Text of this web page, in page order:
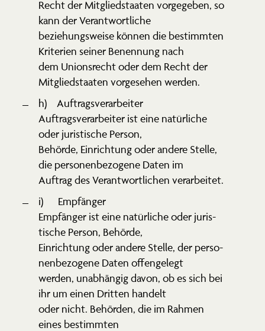
Recht der Mitglied­staaten vorge­geben, so
kann der Verant­wort­liche
bezie­hungs­weise können die bestimmten
Kriterien seiner Benennung nach
dem Unions­recht oder dem Recht der
Mitglied­staaten vorge­sehen werden.
h) Auftrags­ver­ar­beiter
Auftrags­ver­ar­beiter ist eine natür­liche
oder juris­tische Person,
Behörde, Einrichtung oder andere Stelle,
die perso­nen­be­zogene Daten im
Auftrag des Verant­wort­lichen verarbeitet.
i) Empfänger
Empfänger ist eine natür­liche oder juris­
tische Person, Behörde,
Einrichtung oder andere Stelle, der perso­
nen­be­zogene Daten offen­gelegt
werden, unabhängig davon, ob es sich bei
ihr um einen Dritten handelt
oder nicht. Behörden, die im Rahmen
eines bestimmten